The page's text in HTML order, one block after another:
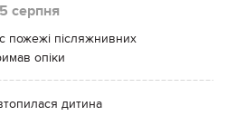
серпня
пожежі післяжнивних
опіки
дитина